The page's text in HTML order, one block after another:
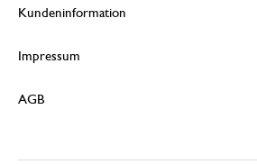
Kundeninformation
Impressum
AGB